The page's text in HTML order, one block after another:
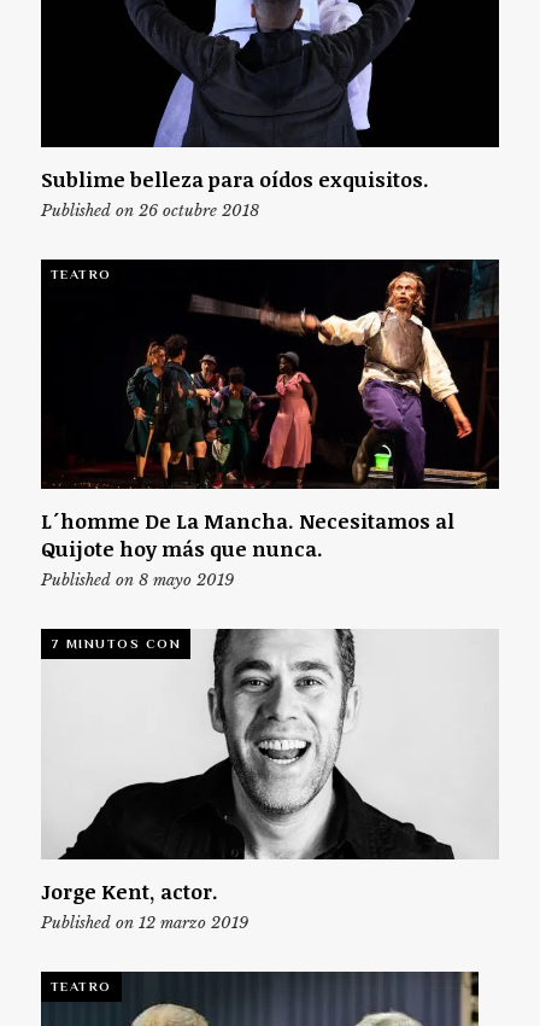
Sublime belleza para oídos exquisitos.
Published on 26 octubre 2018
TEATRO
L´homme De La Mancha. Necesitamos al
Quijote hoy más que nunca.
Published on 8 mayo 2019
7 MINUTOS CON
Jorge Kent, actor.
Published on 12 marzo 2019
TEATRO